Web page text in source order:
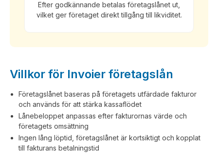
Efter godkännande betalas företagslånet ut,
vilket ger företaget direkt tillgång till likviditet.
Villkor för Invoier företagslån
Företagslånet baseras på företagets utfärdade fakturor
och används för att stärka kassaflödet
Lånebeloppet anpassas efter fakturornas värde och
företagets omsättning
Ingen lång löptid, företagslånet är kortsiktigt och kopplat
till fakturans betalningstid